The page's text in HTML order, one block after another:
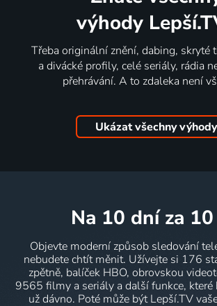
výhody
Třeba originální znění, dabing, skryté
a divácké profily, celé seriály, rádia
přehrávání. A to zdaleka není
Ukázat všechny výhody
na 10 dní za
Objevte moderní způsob sledování
nebudete chtít měnit. Užívejte si 176
zpětně, balíček HBO, obrovskou
9565 filmy a seriály a další funkce,
už dávno. Poté může být Lepší.TV